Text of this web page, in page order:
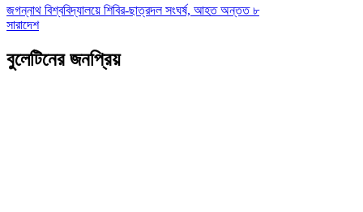
জগন্নাথ বিশ্ববিদ্যালয়ে শিবির-ছাত্রদল সংঘর্ষ, আহত অন্তত ৮
সারাদেশ
বুলেটিনের জনপ্রিয়